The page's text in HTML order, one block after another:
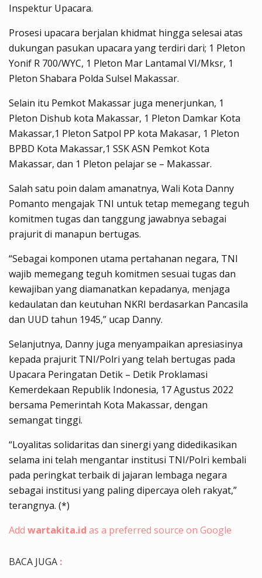
Inspektur Upacara.
Prosesi upacara berjalan khidmat hingga selesai atas
dukungan pasukan upacara yang terdiri dari; 1 Pleton
Yonif R 700/WYC, 1 Pleton Mar Lantamal VI/Mksr, 1
Pleton Shabara Polda Sulsel Makassar.
Selain itu Pemkot Makassar juga menerjunkan, 1
Pleton Dishub kota Makassar, 1 Pleton Damkar Kota
Makassar,1 Pleton Satpol PP kota Makasar, 1 Pleton
BPBD Kota Makassar,1 SSK ASN Pemkot Kota
Makassar, dan 1 Pleton pelajar se – Makassar.
Salah satu poin dalam amanatnya, Wali Kota Danny
Pomanto mengajak TNI untuk tetap memegang teguh
komitmen tugas dan tanggung jawabnya sebagai
prajurit di manapun bertugas.
“Sebagai komponen utama pertahanan negara, TNI
wajib memegang teguh komitmen sesuai tugas dan
kewajiban yang diamanatkan kepadanya, menjaga
kedaulatan dan keutuhan NKRI berdasarkan Pancasila
dan UUD tahun 1945,” ucap Danny.
Selanjutnya, Danny juga menyampaikan apresiasinya
kepada prajurit TNI/Polri yang telah bertugas pada
Upacara Peringatan Detik – Detik Proklamasi
Kemerdekaan Republik Indonesia, 17 Agustus 2022
bersama Pemerintah Kota Makassar, dengan
semangat tinggi.
“Loyalitas solidaritas dan sinergi yang didedikasikan
selama ini telah mengantar institusi TNI/Polri kembali
pada peringkat terbaik di jajaran lembaga negara
sebagai institusi yang paling dipercaya oleh rakyat,”
terangnya. (*)
Add wartakita.id as a preferred source on Google
BACA JUGA :